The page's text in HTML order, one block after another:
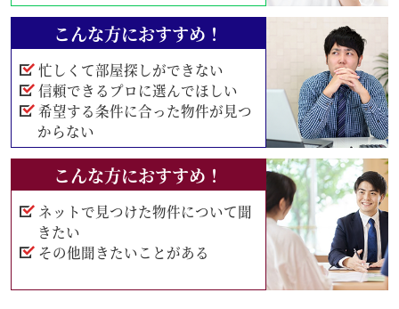
こんな方におすすめ！
忙しくて部屋探しができない
信頼できるプロに選んでほしい
希望する条件に合った物件が見つ
からない
こんな方におすすめ！
ネットで見つけた物件について聞
きたい
その他聞きたいことがある